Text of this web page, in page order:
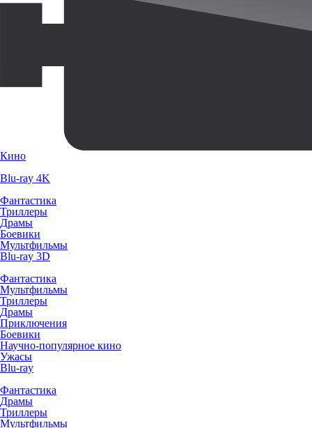
Кино
Blu-ray 4K
Фантастика
Триллеры
Драмы
Боевики
Мультфильмы
Blu-ray 3D
Фантастика
Мультфильмы
Триллеры
Драмы
Приключения
Боевики
Научно-популярное кино
Ужасы
Blu-ray
Фантастика
Драмы
Триллеры
Мультфильмы